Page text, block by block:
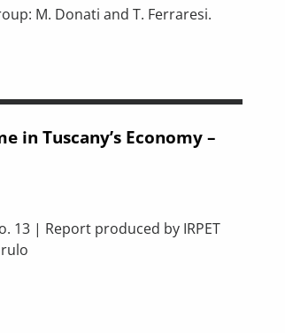
EVALUATION PRODUCT.
M. Donati and T. Ferraresi.
with the 2021–2027 ERDF and ESF+
in Tuscany’s Economy –
13 | Report produced by IRPET
– 2025 Report